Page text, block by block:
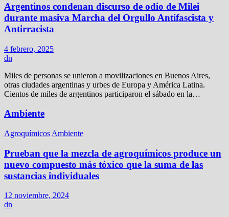
Argentinos condenan discurso de odio de Milei
durante masiva Marcha del Orgullo Antifascista y
Antirracista
4 febrero, 2025
dn
Miles de personas se unieron a movilizaciones en Buenos Aires,
otras ciudades argentinas y urbes de Europa y América Latina.
Cientos de miles de argentinos participaron el sábado en la…
Ambiente
Agroquímicos Ambiente
Prueban que la mezcla de agroquímicos produce un
nuevo compuesto más tóxico que la suma de las
sustancias individuales
12 noviembre, 2024
dn